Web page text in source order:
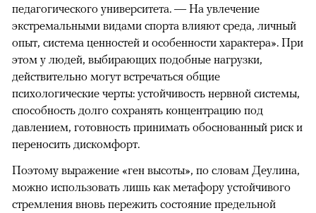
педагогического университета. — На увлечение
экстремальными видами спорта влияют среда, личный
опыт, система ценностей и особенности характера». При
этом у людей, выбирающих подобные нагрузки,
действительно могут встречаться общие
психологические черты: устойчивость нервной системы,
способность долго сохранять концентрацию под
давлением, готовность принимать обоснованный риск и
переносить дискомфорт.
Поэтому выражение «ген высоты», по словам Деулина,
можно использовать лишь как метафору устойчивого
стремления вновь пережить состояние предельной